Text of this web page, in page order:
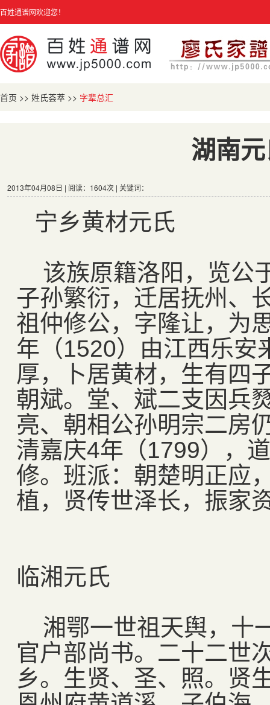
百姓通谱网欢迎您！
首页 >> 姓氏荟萃 >> 字辈总汇
湖南
2013年04月08日 | 阅读：1604次 | 关键词：
宁乡黄材元氏
该族原籍洛阳，览公
子孙繁衍，迁居抚州、
祖仲修公，字隆让，为
年（1520）由江西乐安
厚，卜居黄材，生有四
朝斌。堂、斌二支因兵
亮、朝相公孙明宗二房
清嘉庆4年（1799），
修。班派：朝楚明正应
植，贤传世泽长，振家
临湘元氏
湘鄂一世祖天舆，十
官户部尚书。二十二世
乡。生贤、圣、照。贤